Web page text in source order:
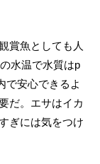
賞魚としても人
水温で水質はp
で安心できるよ
だ。エサはイカ
ぎには気をつけ